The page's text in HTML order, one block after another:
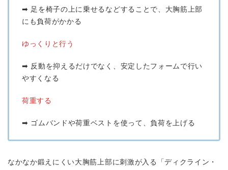
➡︎ 足を椅子の上に乗せるなどすることで、大胸筋上部
にも負荷がかかる
ゆっくりと行う
➡︎ 反動を抑えるだけでなく、安定したフォームで行い
やすくなる
荷重する
➡︎ ゴムバンドや荷重ベストを使って、負荷を上げる
なかなか鍛えにくい大胸筋上部に刺激が入る「ディクライン・